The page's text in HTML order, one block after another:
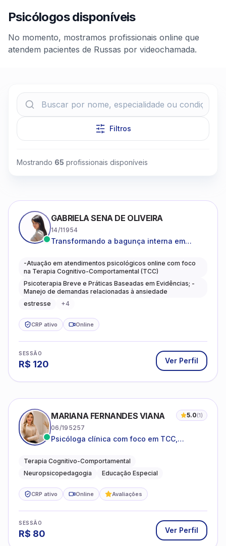
Clique para assistir
Psicólogos disponíveis
No momento, mostramos profissionais online que
atendem pacientes de Russas por videochamada.
Filtros
Mostrando 65 profissionais disponíveis
GABRIELA SENA DE OLIVEIRA
14/11954
Transformando a bagunça interna em
caminhos mais gentis para se viver.
-Atuação em atendimentos psicológicos online com foco
na Terapia Cognitivo-Comportamental (TCC)
Psicoterapia Breve e Práticas Baseadas em Evidências; -
Manejo de demandas relacionadas à ansiedade
estresse
+4
CRP ativo Online
SESSÃO
R$ 120 Ver Perfil
MARIANA FERNANDES VIANA 5.0(1)
06/195257
Psicóloga clínica com foco em TCC,
do neurodesenvolvimento.
Terapia Cognitivo-Comportamental
Neuropsicopedagogia
Educação Especial
CRP ativo Online Avaliações
SESSÃO
R$ 80 Ver Perfil